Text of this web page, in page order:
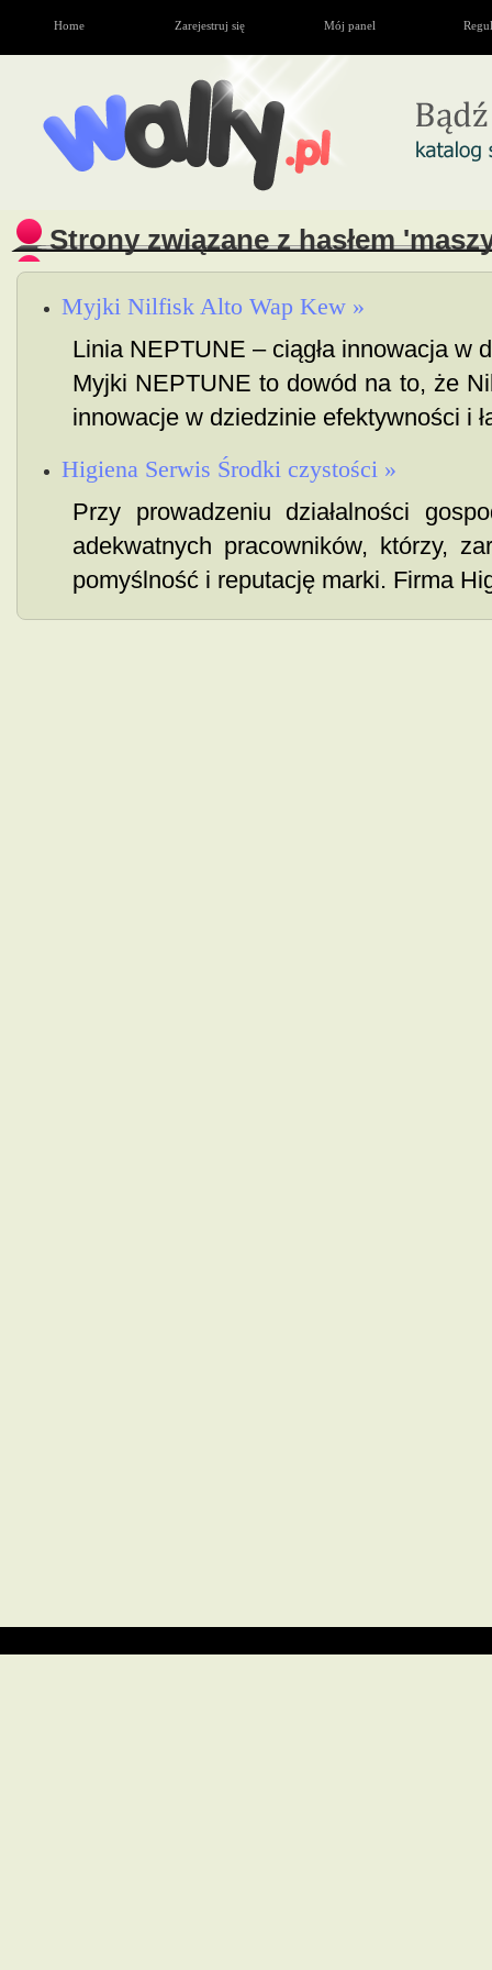
Home Zarejestruj się Mój panel
Strony związane z hasłem
Myjki Nilfisk Alto Wap Kew »
Linia NEPTUNE – ciągła innowacja w
Myjki NEPTUNE to dowód na to, że
innowacje w dziedzinie efektywności i
Higiena Serwis Środki czystości »
Przy prowadzeniu działalności
adekwatnych pracowników, którzy,
pomyślność i reputację marki. Firma